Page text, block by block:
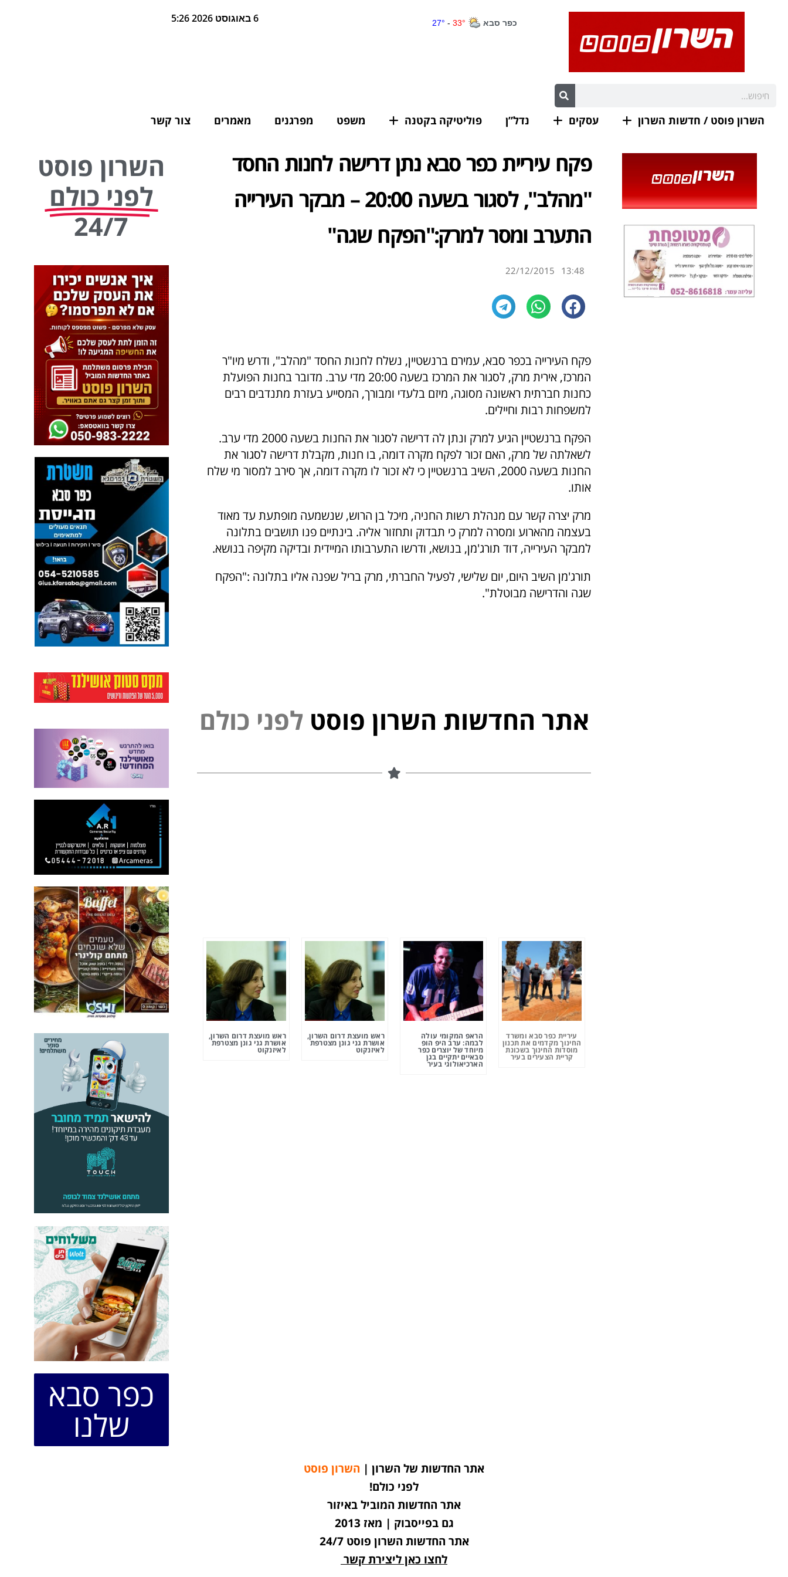
6 באוגוסט 2026 5:26
השרון פוסט / חדשות השרון עסקים נדל”ן פוליטיקה בקטנה משפט מפרגנים מאמרים צור קשר
פקח עיריית כפר סבא נתן דרישה לחנות החסד
"מהלב", לסגור בשעה 20:00 – מבקר העירייה
התערב ומסר למרק:"הפקח שגה"
13:48
22/12/2015
פקח העירייה בכפר סבא, עמירם ברנשטיין, נשלח לחנות החסד "מהלב", ודרש מיו"ר
המרכז, אירית מרק, לסגור את המרכז בשעה 20:00 מדי ערב. מדובר בחנות הפועלת
כחנות חברתית ראשונה מסוגה, מיזם בלעדי ומבורך, המסייע בעזרת מתנדבים רבים
למשפחות רבות וחיילים.
הפקח ברנשטיין הגיע למרק ונתן לה דרישה לסגור את החנות בשעה 2000 מדי ערב.
לשאלתה של מרק, האם זכור לפקח מקרה דומה, בו חנות, מקבלת דרישה לסגור את
החנות בשעה 2000, השיב ברנשטיין כי לא זכור לו מקרה דומה, אך סירב למסור מי שלח
אותו.
מרק יצרה קשר עם מנהלת רשות החניה, מיכל בן הרוש, שנשמעה מופתעת עד מאוד
בעצמה מהארוע ומסרה למרק כי תבדוק ותחזור אליה. בינתיים פנו תושבים בתלונה
למבקר העירייה, דוד תורג'מן, בנושא, ודרשו התערבותו המיידית ובדיקה מקיפה בנושא.
תורג'מן השיב היום, יום שלישי, לפעיל החברתי, מרק בריל שפנה אליו בתלונה :"הפקח
שגה והדרישה מבוטלת".
אתר החדשות השרון פוסט כולם פני
עיריית כפר סבא ומשרד
החינוך מקדמים את תכנון
מוסדות החינוך בשכונת
קריית הצעירים בעיר
הראפ המקומי עולה
לבמה: ערב היפ הופ
מיוחד של יוצרים כפר
סבאיים יתקיים בגן
הארכיאולוגי בעיר
ראש מועצת דרום השרון,
אושרת גני גונן מצטרפת
לאיזנקוט
ראש מועצת דרום השרון,
אושרת גני גונן מצטרפת
לאיזנקוט
השרון פוסט
לפני כולם
24/7
כפר סבא
שלנו
אתר החדשות של השרון | השרון פוסט
לפני כולם!
אתר החדשות המוביל באיזור
גם בפייסבוק | מאז 2013
אתר החדשות השרון פוסט 24/7
לחצו כאן ליצירת קשר